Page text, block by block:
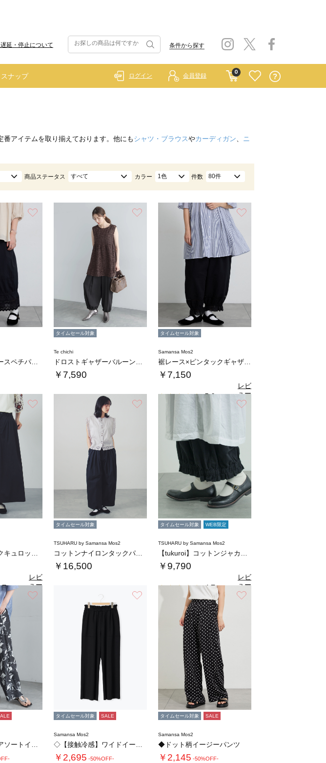
ンス実施のお知らせ
延・停止について 条件から探す
スナップ
0
ログイン 会員登録
番アイテムを取り揃えております。他にもシャツ・ブラウスやカーディガン
ニ
商品ステータス すべて カラー 1色 件数 80件
タイムセール対象
Te chichi
￥7,590
タイムセール対象
Samansa Mos2
￥7,150
5.0（1）
レビ
ュー
を見
る
（3）
レビ
ュー
を見
る
タイムセール対象
TSUHARU by Samansa Mos2
￥16,500
タイムセール対象 WEB限定
TSUHARU by Samansa Mos2
￥9,790
4.7（6）
レビ
ュー
を見
る
タイムセール対象 SALE
Samansa Mos2
￥2,695 -50%OFF-
タイムセール対象 SALE
Samansa Mos2
◆ドット柄イージーパンツ
￥2,145 -50%OFF-